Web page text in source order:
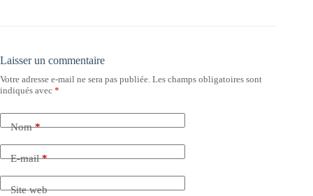
Laisser un commentaire
Votre adresse e-mail ne sera pas publiée. Les champs obligatoires sont
indiqués avec *
Nom*
E-mail*
Site web